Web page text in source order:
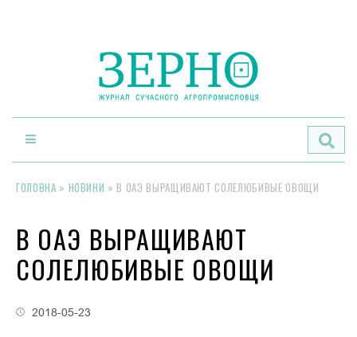
ГОЛОВНА » НОВИНИ » В ОАЭ ВЫРАЩИВАЮТ СОЛЕЛЮБИВЫЕ ОВОЩИ
В ОАЭ ВЫРАЩИВАЮТ
СОЛЕЛЮБИВЫЕ ОВОЩИ
2018-05-23